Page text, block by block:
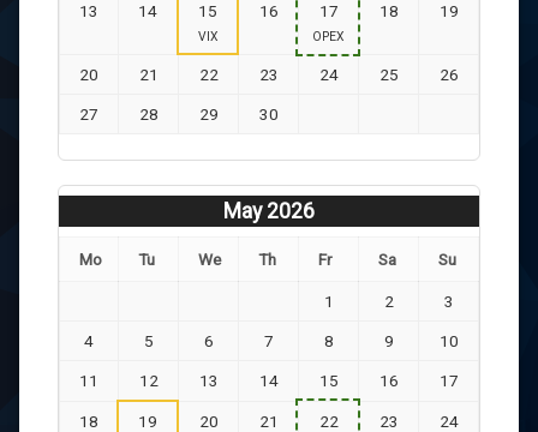
13 14 15
VIX
16 17
OPEX
18 19
20 21 22 23 24 25 26
27 28 29 30
May 2026
Mo Tu We Th Fr Sa Su
1 2 3
4 5 6 7 8 9 10
11 12 13 14 15 16 17
18 19 20 21 22 23 24